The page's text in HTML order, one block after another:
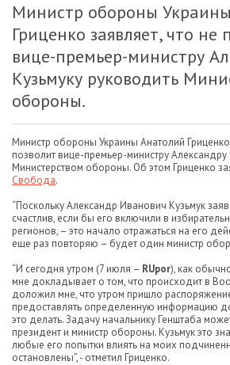
Министр обороны
Гриценко заявляет, что не
вице-премьер-министру
Кузьмуку руководить
обороны.
Министр обороны Украины Анатолий Гриценко
позволит вице-премьер-министру Александру
Министерством обороны. Об этом Гриценко
Свобода.
“Поскольку Александр Иванович Кузьмук
счастлив, если бы его включили в
регионов, – это начало отражаться на его
еще раз повторяю – будет один министр
“И сегодня утром (7 июля – RUpor), как
мне докладывает о том, что происходит в
доложил мне, что утром пришло
предоставлять определенную информацию
это делать. Задачу начальнику Генштаба
президент и министр обороны. Кузьмук это
любые его попытки влиять на моих
остановлены”, - отметил Гриценко.